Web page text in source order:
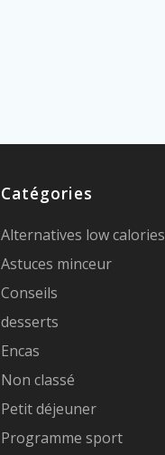
Catégories
Alternatives low calories
Astuces minceur
Conseils
desserts
Encas
Non classé
Petit déjeuner
Programme sport